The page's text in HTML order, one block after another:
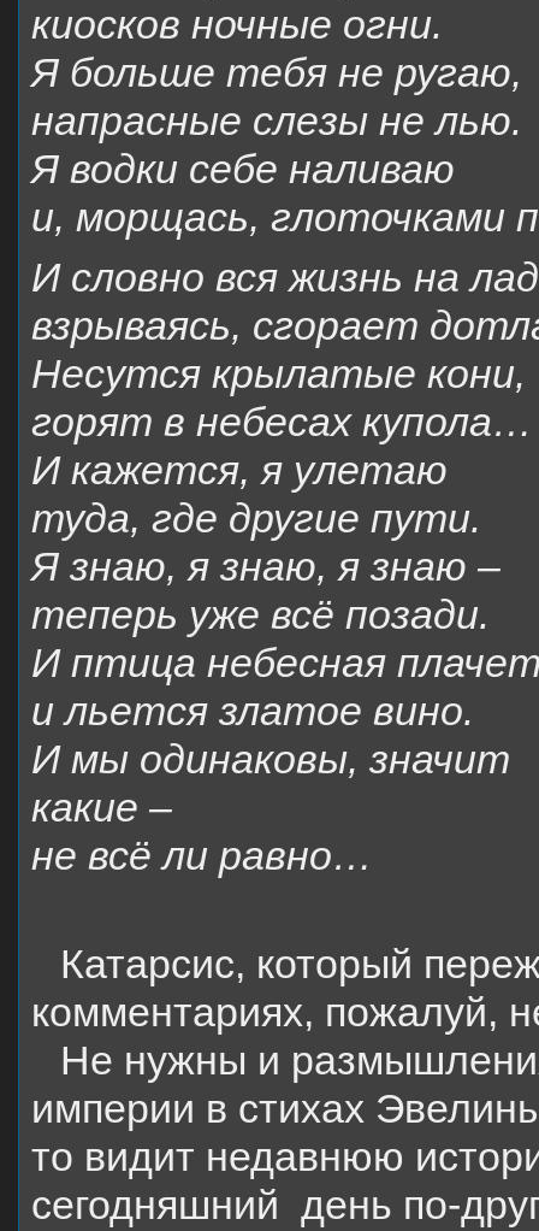
киосков ночные огни.
Я больше тебя не ругаю,
напрасные слезы не лью.
Я водки себе наливаю
и, морщась, глоточками
И словно вся жизнь на
взрываясь, сгорает
Несутся крылатые кони,
горят в небесах купола…
И кажется, я улетаю
туда, где другие пути.
Я знаю, я знаю, я знаю –
теперь уже всё позади.
И птица небесная
и льется златое вино.
И мы одинаковы, значит
какие –
не всё ли равно…
Катарсис, который
комментариях, пожалуй,
Не нужны и
империи в стихах
то видит недавнюю
сегодняшний день по-